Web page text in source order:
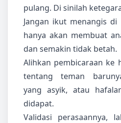
pulang. Di sinilah
Jangan ikut menangis
hanya akan membuat
dan semakin tidak betah.
Alihkan pembicaraan ke
tentang teman
yang asyik, atau
didapat.
Validasi perasaannya,